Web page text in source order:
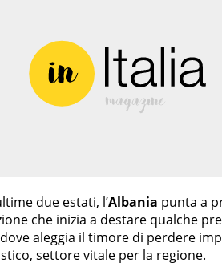
due estati, l’Albania punta a
che inizia a destare qualche
aleggia il timore di perdere
settore vitale per la regione.